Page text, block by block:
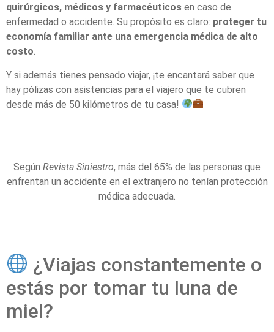
quirúrgicos, médicos y farmacéuticos en caso de
enfermedad o accidente. Su propósito es claro: proteger tu
economía familiar ante una emergencia médica de alto
costo.
Y si además tienes pensado viajar, ¡te encantará saber que
hay pólizas con asistencias para el viajero que te cubren
desde más de 50 kilómetros de tu casa!
Según Revista Siniestro, más del 65% de las personas que
enfrentan un accidente en el extranjero no tenían protección
médica adecuada.
¿Viajas constantemente o
estás por tomar tu luna de
miel?